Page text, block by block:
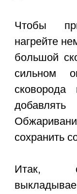
Чтобы
нагрейте
большой
сильном
сковорода
сохранить
Итак,